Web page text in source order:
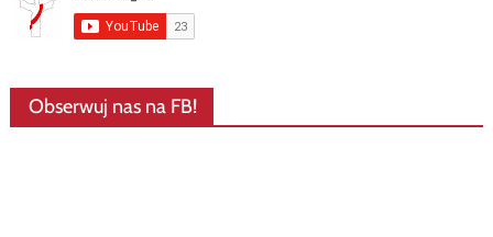
Obserwuj nas na FB!